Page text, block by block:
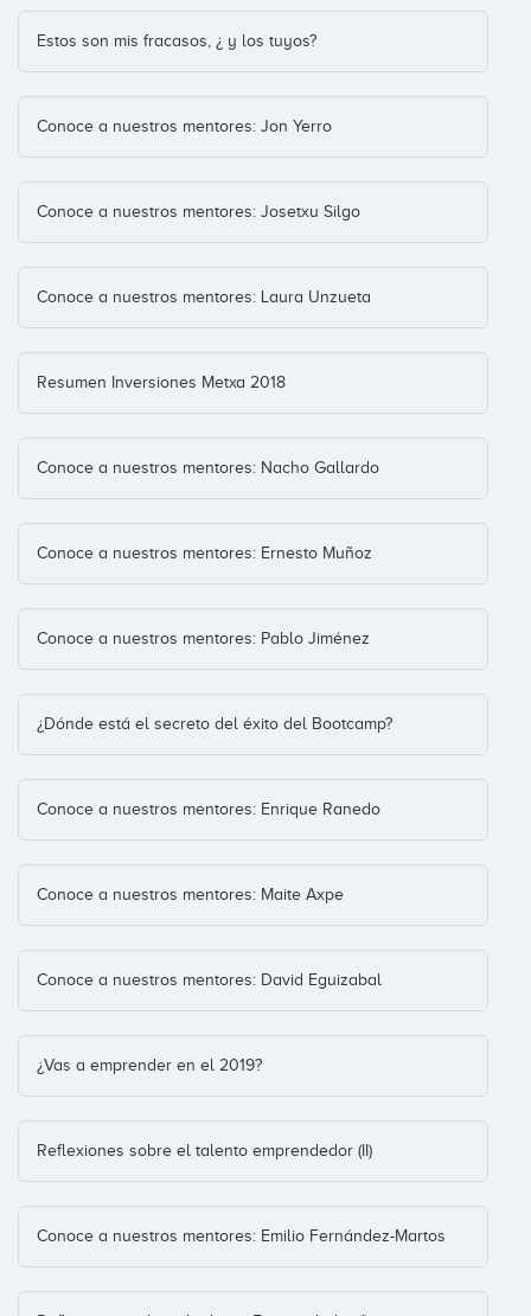
Nappet
Naturkan
Osoigo
Papous
Porcentual
Poween
Send2me
Estos son mis fracasos, ¿ y los tuyos?
Conoce a nuestros mentores: Jon Yerro
Conoce a nuestros mentores: Josetxu Silgo
Conoce a nuestros mentores: Laura Unzueta
Resumen Inversiones Metxa 2018
Conoce a nuestros mentores: Nacho Gallardo
Conoce a nuestros mentores: Ernesto Muñoz
Conoce a nuestros mentores: Pablo Jiménez
¿Dónde está el secreto del éxito del Bootcamp?
Conoce a nuestros mentores: Enrique Ranedo
Conoce a nuestros mentores: Maite Axpe
Conoce a nuestros mentores: David Eguizabal
¿Vas a emprender en el 2019?
Reflexiones sobre el talento emprendedor (II)
Conoce a nuestros mentores: Emilio Fernández-Martos